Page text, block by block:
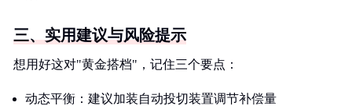
三、实用建议与风险提示
想用好这对"黄金搭档"，记住三个要点：
动态平衡：建议加装自动投切装置调节补偿量